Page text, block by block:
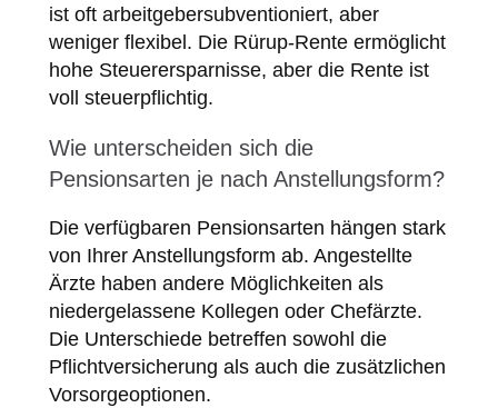
ist oft arbeitgebersubventioniert, aber
weniger flexibel. Die Rürup-Rente ermöglicht
hohe Steuerersparnisse, aber die Rente ist
voll steuerpflichtig.
Wie unterscheiden sich die
Pensionsarten je nach Anstellungsform?
Die verfügbaren Pensionsarten hängen stark
von Ihrer Anstellungsform ab. Angestellte
Ärzte haben andere Möglichkeiten als
niedergelassene Kollegen oder Chefärzte.
Die Unterschiede betreffen sowohl die
Pflichtversicherung als auch die zusätzlichen
Vorsorgeoptionen.